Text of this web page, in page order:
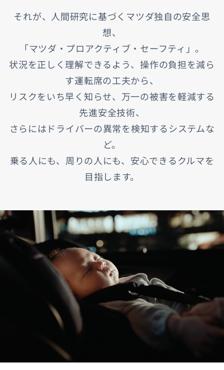
それが、人間研究に基づくマツダ独自の安全思
想、
「マツダ・プロアクティブ・セーフティ」。
状況を正しく理解できるよう、操作の負担を減ら
す運転席の工夫から、
リスクをいち早く知らせ、万一の被害を軽減する
先進安全技術、
さらにはドライバーの異常を検知するシステムな
ど。
乗る人にも、周りの人にも、安心できるクルマを
目指します。